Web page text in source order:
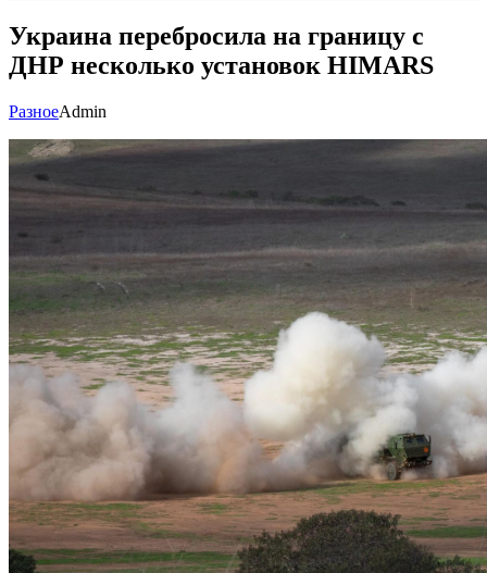
Украина перебросила на границу с
ДНР несколько установок HIMARS
РазноеAdmin